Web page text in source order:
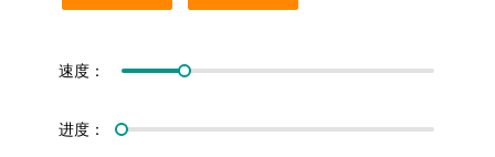
速度：
进度：